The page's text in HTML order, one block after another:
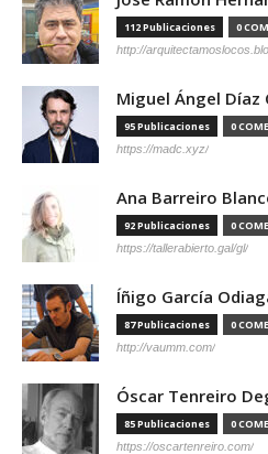
112 Publicaciones 0
http://
Miguel Ángel Díaz
95 Publicaciones 0
https://madc.xyz/
Ana Barreiro
92 Publicaciones 0
https://tallerabierto.gal/gl/
Íñigo García
87 Publicaciones 0
http://vaumm.com/
Óscar Tenreiro
85 Publicaciones 0
https://oscartenreiro.com/